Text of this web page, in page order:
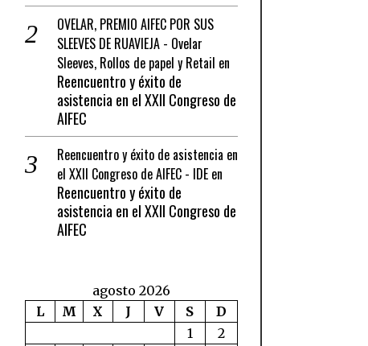
OVELAR, PREMIO AIFEC POR SUS
SLEEVES DE RUAVIEJA - Ovelar
Sleeves, Rollos de papel y Retail en
Reencuentro y éxito de
asistencia en el XXII Congreso de
AIFEC
Reencuentro y éxito de asistencia en
el XXII Congreso de AIFEC - IDEen
Reencuentro y éxito de
asistencia en el XXII Congreso de
AIFEC
agosto 2026
L
M X J V S
D
1
2